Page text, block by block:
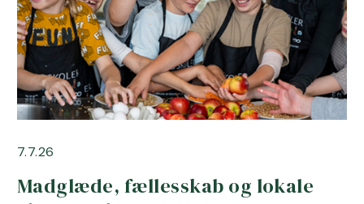
7.7.26
Madglæde, fællesskab og lokale